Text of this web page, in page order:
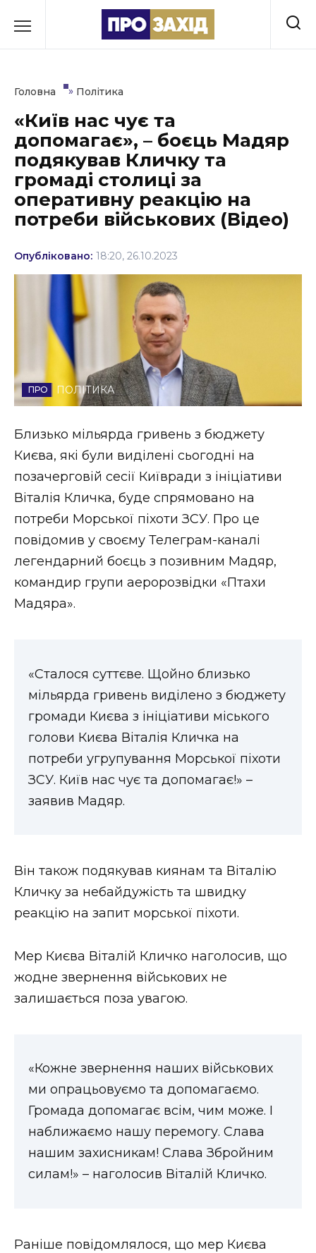
до
Культура
Освіта
Події
Стиль життя
Втрачений Ужгород
Втрачений Ужгород (відеоверсія)
ЗАКАРПАТСЬКІ НОВИНИ
НОВИНИ ЗАХІДНОЇ УКРАЇНИ
ФОТО
Головна » Політика
«Київ нас чує та
допомагає», – боєць Мадяр
подякував Кличку та
громаді столиці за
оперативну реакцію на
потреби військових (Відео)
Опубліковано: 18:20, 26.10.2023
ПОЛІТИКА
Близько мільярда гривень з бюджету
Києва, які були виділені сьогодні на
позачерговій сесії Київради з ініціативи
Віталія Кличка, буде спрямовано на
потреби Морської піхоти ЗСУ. Про це
повідомив у своєму Телеграм-каналі
легендарний боєць з позивним Мадяр,
командир групи аеророзвідки «Птахи
Мадяра».
«Сталося суттєве. Щойно близько
мільярда гривень виділено з бюджету
громади Києва з ініціативи міського
голови Києва Віталія Кличка на
потреби угрупування Морської піхоти
ЗСУ. Київ нас чує та допомагає!» –
заявив Мадяр.
Він також подякував киянам та Віталію
Кличку за небайдужість та швидку
реакцію на запит морської піхоти.
Мер Києва Віталій Кличко наголосив, що
жодне звернення військових не
залишається поза увагою.
«Кожне звернення наших військових
ми опрацьовуємо та допомагаємо.
Громада допомагає всім, чим може. І
наближаємо нашу перемогу. Слава
нашим захисникам! Слава Збройним
силам!» – наголосив Віталій Кличко.
Раніше повідомлялося, що мер Києва